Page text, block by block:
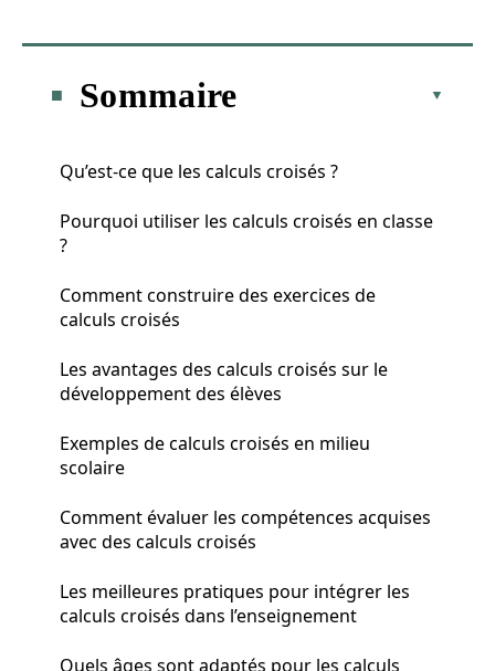
Sommaire
Qu’est-ce que les calculs croisés ?
Pourquoi utiliser les calculs croisés en classe
?
Comment construire des exercices de
calculs croisés
Les avantages des calculs croisés sur le
développement des élèves
Exemples de calculs croisés en milieu
scolaire
Comment évaluer les compétences acquises
avec des calculs croisés
Les meilleures pratiques pour intégrer les
calculs croisés dans l’enseignement
Quels âges sont adaptés pour les calculs